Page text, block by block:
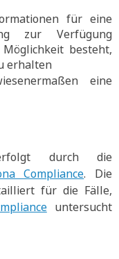
für eine
zur Verfügung
besteht,
erhalten
eine
durch die
Compliance. Die
für die Fälle,
untersucht